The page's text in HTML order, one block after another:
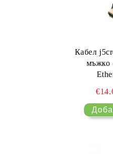
Кабел
мъжко